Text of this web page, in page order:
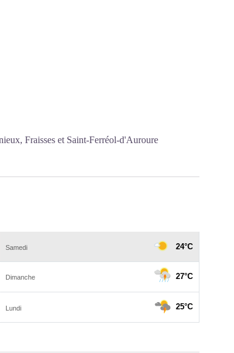
Fraisses et Saint-Ferréol-d'Auroure